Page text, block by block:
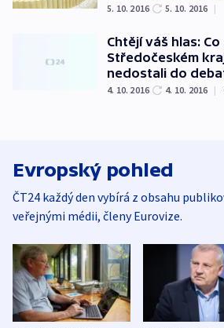
5. 10. 2016 5. 10. 2016 |
Chtějí váš hlas:
Středočeském
nedostali do
4. 10. 2016 4. 10. 2016 |
Evropský pohled
ČT24 každý den vybírá z obsahu
veřejnými médii, členy Eurovize.